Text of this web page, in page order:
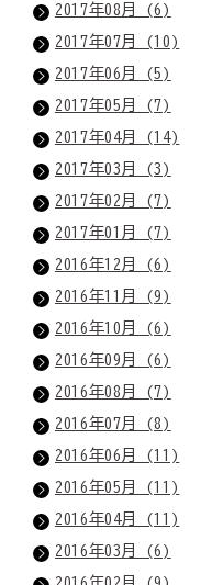
2017年08月 (6)
2017年07月 (10)
2017年06月 (5)
2017年05月 (7)
2017年04月 (14)
2017年03月 (3)
2017年02月 (7)
2017年01月 (7)
2016年12月 (6)
2016年11月 (9)
2016年10月 (6)
2016年09月 (6)
2016年08月 (7)
2016年07月 (8)
2016年06月 (11)
2016年05月 (11)
2016年04月 (11)
2016年03月 (6)